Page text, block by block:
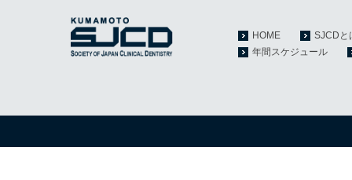
HOME
SJCDと
年間スケジュール